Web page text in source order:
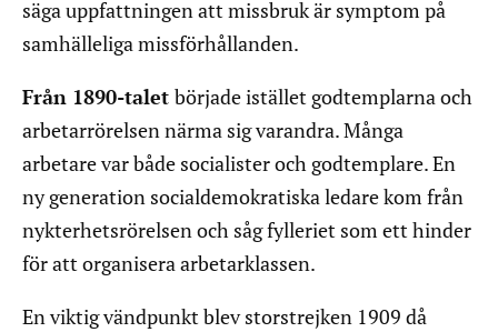
säga uppfattningen att missbruk är symptom på
samhälleliga missförhållanden.
Från 1890-talet började istället godtemplarna och
arbetarrörelsen närma sig varandra. Många
arbetare var både socialister och godtemplare. En
ny generation socialdemokratiska ledare kom från
nykterhetsrörelsen och såg fylleriet som ett hinder
för att organisera arbetarklassen.
En viktig vändpunkt blev storstrejken 1909 då